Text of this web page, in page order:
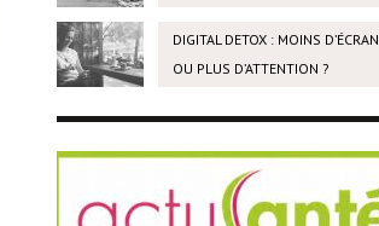
DIGITAL DETOX : MOINS D’ÉCRAN
OU PLUS D’ATTENTION ?